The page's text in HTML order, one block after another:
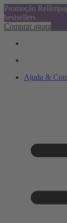
Promoção
bestsellers
Comprar agora
Ajuda &